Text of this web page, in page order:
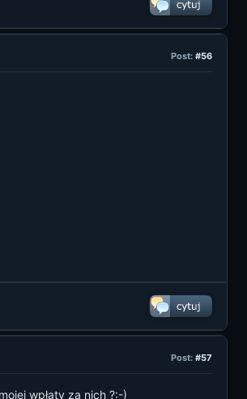
Post: #56
Post: #57
wpłaty za nich ?:-)